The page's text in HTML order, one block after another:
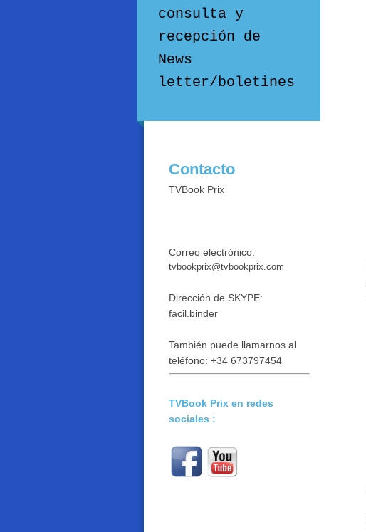
consulta y
recepción de
News
letter/boletines
Contacto
TVBook Prix
Correo electrónico:
tvbookprix@tvbookprix.com
Dirección de SKYPE:
facil.binder
También puede llamarnos al
teléfono: +34 673797454
TVBook Prix en redes
sociales :